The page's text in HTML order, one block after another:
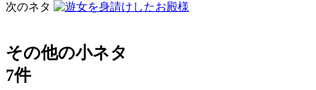
次のネタ
その他の小ネタ
7件